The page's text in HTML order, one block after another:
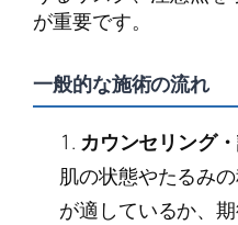
が重要です。
一般的な施術の流れ
カウンセリング
肌の状態やたるみ
が適しているか、